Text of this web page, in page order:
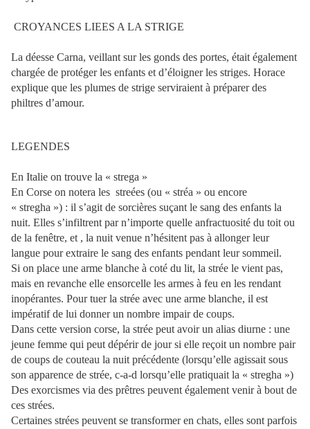
CROYANCES LIEES A LA STRIGE
La déesse Carna, veillant sur les gonds des portes, était également
chargée de protéger les enfants et d’éloigner les striges. Horace
explique que les plumes de strige serviraient à préparer des
philtres d’amour.
LEGENDES
En Italie on trouve la « strega »
En Corse on notera les streées (ou « stréa » ou encore
« stregha ») : il s’agit de sorcières suçant le sang des enfants la
nuit. Elles s’infiltrent par n’importe quelle anfractuosité du toit ou
de la fenêtre, et , la nuit venue n’hésitent pas à allonger leur
langue pour extraire le sang des enfants pendant leur sommeil.
Si on place une arme blanche à coté du lit, la strée le vient pas,
mais en revanche elle ensorcelle les armes à feu en les rendant
inopérantes. Pour tuer la strée avec une arme blanche, il est
impératif de lui donner un nombre impair de coups.
Dans cette version corse, la strée peut avoir un alias diurne : une
jeune femme qui peut dépérir de jour si elle reçoit un nombre pair
de coups de couteau la nuit précédente (lorsqu’elle agissait sous
son apparence de strée, c-a-d lorsqu’elle pratiquait la « stregha »)
Des exorcismes via des prêtres peuvent également venir à bout de
ces strées.
Certaines strées peuvent se transformer en chats, elles sont parfois